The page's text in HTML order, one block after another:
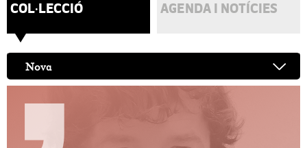
COL·LECCIÓ AGENDA I NOTÍCIES
Nova